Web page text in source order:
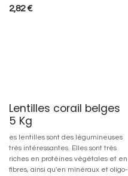
2,82€
Lentilles corail belges
5 Kg
es lentilles sont des légumineuses
très intéressantes. Elles sont très
riches en protéines végétales et en
fibres, ainsi qu'en minéraux et oligo-